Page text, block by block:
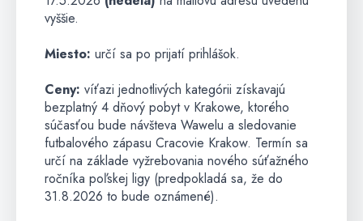
vyššie.
Miesto: určí sa po prijatí prihlášok.
Ceny: víťazi jednotlivých kategórii získavajú
bezplatný 4 dňový pobyt v Krakowe, ktorého
súčasťou bude návšteva Wawelu a sledovanie
futbalového zápasu Cracovie Krakow. Termín sa
určí na základe vyžrebovania nového súťažného
ročníka poľskej ligy (predpokladá sa, že do
31.8.2026 to bude oznámené).